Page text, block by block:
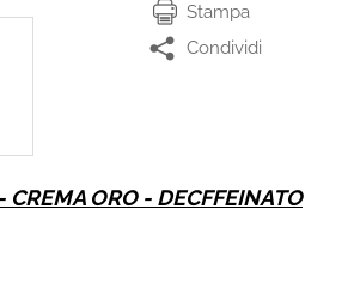
Stampa
Condividi
CREMA ORO - DECFFEINATO